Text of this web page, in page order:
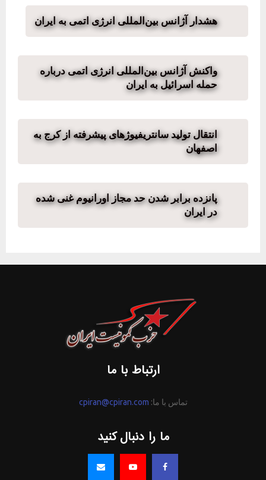
هشدار آژانس بین‌المللی انرژی اتمی به ایران
واکنش آژانس بین‌المللی انرژی اتمی درباره
حمله اسرائیل به ایران
انتقال تولید سانتریفیوژهای پیشرفته از کرج به
اصفهان
پانزده برابر شدن حد مجاز اورانیوم غنی شده
در ایران
ارتباط با ما
تماس با ما: cpiran@cpiran.com
ما را دنبال کنید